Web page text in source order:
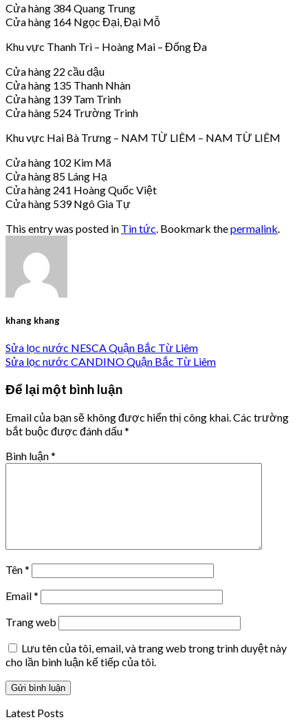
Cửa hàng 384 Quang Trung
Cửa hàng 164 Ngọc Đại, Đại Mỗ
Khu vực Thanh Trì – Hoàng Mai – Đống Đa
Cửa hàng 22 cầu dậu
Cửa hàng 135 Thanh Nhàn
Cửa hàng 139 Tam Trinh
Cửa hàng 524 Trường Trinh
Khu vực Hai Bà Trưng – NAM TỪ LIÊM – NAM TỪ LIÊM
Cửa hàng 102 Kim Mã
Cửa hàng 85 Láng Hạ
Cửa hàng 241 Hoàng Quốc Việt
Cửa hàng 539 Ngô Gia Tự
This entry was posted in Tin tức . Bookmark thepermalink
khang khang
Sửa lọc nước NESCA Quận Bắc Từ Liêm
Sửa lọc nước CANDINO Quận Bắc Từ Liêm
Để lại một bình luận
Email của bạn sẽ không được hiển thị công khai. Các trường
bắt buộc được đánh dấu*
Bình luận*
Tên*
Email*
Trang web
Lưu tên của tôi, email, và trang web trong trình duyệt này
cho lần bình luận kế tiếp của tôi.
Latest Posts